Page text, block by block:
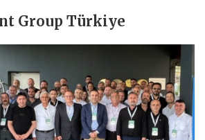
Group Türkiye